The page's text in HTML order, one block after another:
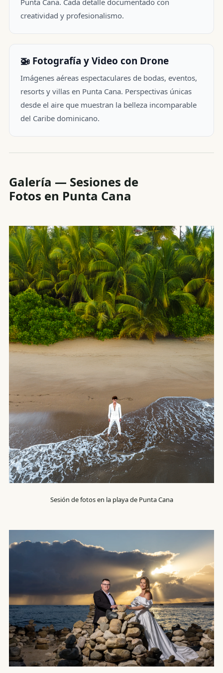
creatividad y profesionalismo.
🚁 Fotografía y Video con Drone
Imágenes aéreas espectaculares de bodas, eventos,
resorts y villas en Punta Cana. Perspectivas únicas
desde el aire que muestran la belleza incomparable
del Caribe dominicano.
Galería — Sesiones de
Fotos en Punta Cana
Sesión de fotos en la playa de Punta Cana